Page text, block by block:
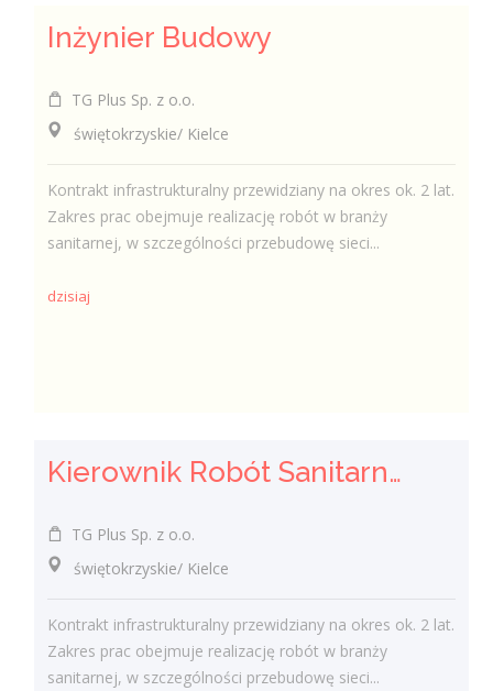
Inżynier Budowy
TG Plus Sp. z o.o.
świętokrzyskie/ Kielce
Kontrakt infrastrukturalny przewidziany na okres ok. 2 lat.
Zakres prac obejmuje realizację robót w branży
sanitarnej, w szczególności przebudowę sieci...
dzisiaj
Kierownik Robót Sanitarnych
TG Plus Sp. z o.o.
świętokrzyskie/ Kielce
Kontrakt infrastrukturalny przewidziany na okres ok. 2 lat.
Zakres prac obejmuje realizację robót w branży
sanitarnej, w szczególności przebudowę sieci...